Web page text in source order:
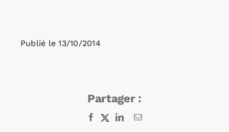
Publié le 13/10/2014
Partager :
Facebook
X LinkedInEmail